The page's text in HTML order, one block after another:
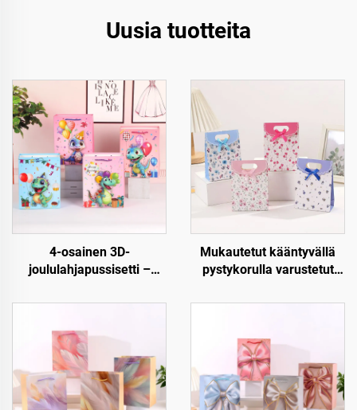
Uusia tuotteita
4-osainen 3D-
joululahjapussisetti –
vähittäiskauppaan ja
Mukautetut kääntyvällä
pystykorulla varustetut
Luxus, uudellen
mukautettavat